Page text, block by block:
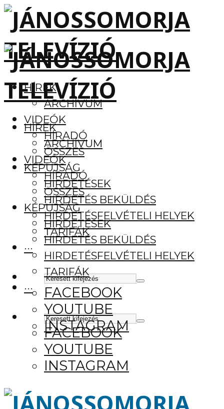
HÍREK
ARCHÍVUM
VIDEÓK
HÍRADÓ
ÖSSZES
KÉPÚJSÁG
HIRDETÉSEK
HIRDETÉS BEKÜLDÉS
HIRDETÉSFELVÉTELI HELYEK
TARIFÁK
···
FACEBOOK
YOUTUBE
INSTAGRAM
HÍREK
ARCHÍVUM
VIDEÓK
HÍRADÓ
ÖSSZES
KÉPÚJSÁG
HIRDETÉSEK
HIRDETÉS BEKÜLDÉS
HIRDETÉSFELVÉTELI HELYEK
TARIFÁK
···
FACEBOOK
YOUTUBE
INSTAGRAM